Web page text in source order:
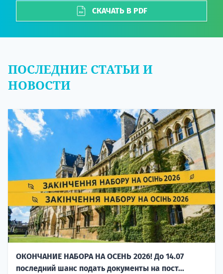
СКАЧАТЬ В PDF
ПОСЛЕДНИЕ СТАТЬИ И
НОВОСТИ
ОКОНЧАНИЕ НАБОРА НА ОСЕНЬ 2026! До 14.07
последний шанс подать документы на пост...